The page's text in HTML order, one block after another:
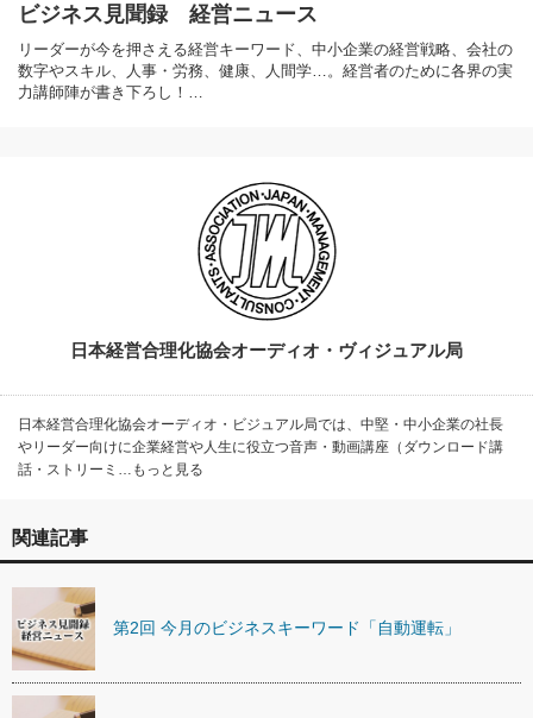
ビジネス見聞録 経営ニュース
リーダーが今を押さえる経営キーワード、中小企業の経営戦略、会社の
数字やスキル、人事・労務、健康、人間学…。経営者のために各界の実
力講師陣が書き下ろし！…
日本経営合理化協会オーディオ・ヴィジュアル局
日本経営合理化協会オーディオ・ビジュアル局では、中堅・中小企業の社長
やリーダー向けに企業経営や人生に役立つ音声・動画講座（ダウンロード講
話・ストリーミ…もっと見る
関連記事
第2回 今月のビジネスキーワード「自動運転」